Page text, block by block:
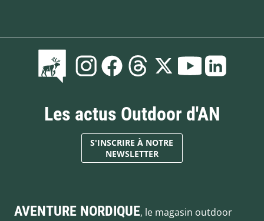
Les actus Outdoor d'AN
S'INSCRIRE À NOTRE
NEWSLETTER
AVENTURE NORDIQUE, le magasin outdoor